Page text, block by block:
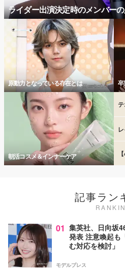
ライダー出演決定時のメンバー
原動力となっている存在とは
朝活コスメ＆インナーケア
記事ラン
01 集英社、日向坂
発表 注意喚起も
む対応を検討」
モデルプレス